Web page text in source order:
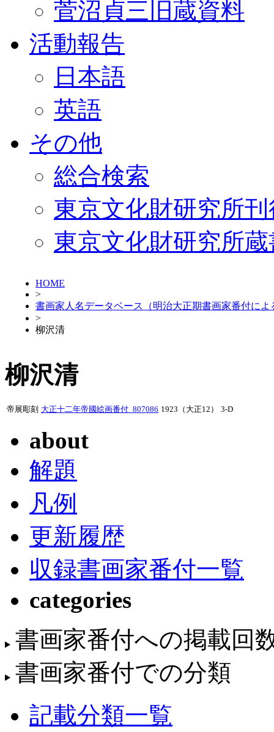
菅沼貞三旧蔵資料
活動報告
日本語
英語
その他
総合検索
東京文化財研究所
東京文化財研究所
HOME
>
書画家人名データベース（明治大正期書画家番付によ
>
柳沢清
柳沢清
帝展彫刻 大正十二年帝國絵画番付_807086 1923（大正12） 3-D
about
解題
凡例
更新履歴
収録書画家番付一覧
categories
書画家番付への掲載回
書画家番付での分類
記載分類一覧